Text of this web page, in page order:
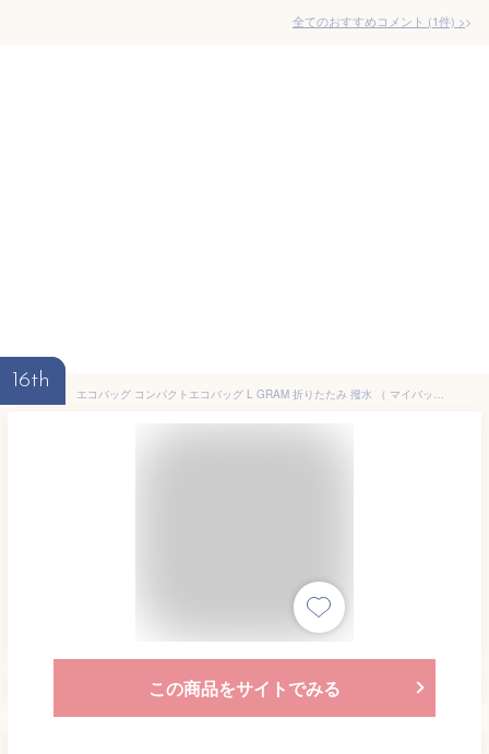
全てのおすすめコメント (1件) >
16th
エコバッグ コンパクトエコバッグ L GRAM 折りたたみ 撥水 （ マイバッグ エコバック 買い物バッグ コンパクト レジ袋 トート 大きめ 軽量 カラビナ付き レジバッグ サブバッグ 買い物袋 買い物かばん ショッピングバッグ フック ）【3980円以上送料無料】
この商品をサイトでみる